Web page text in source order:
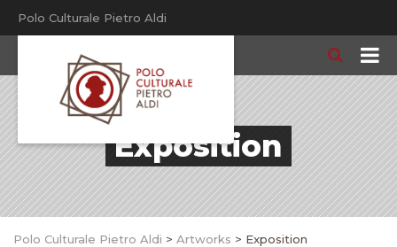
Polo Culturale Pietro Aldi
Exposition
Polo Culturale Pietro Aldi > Artworks > Exposition